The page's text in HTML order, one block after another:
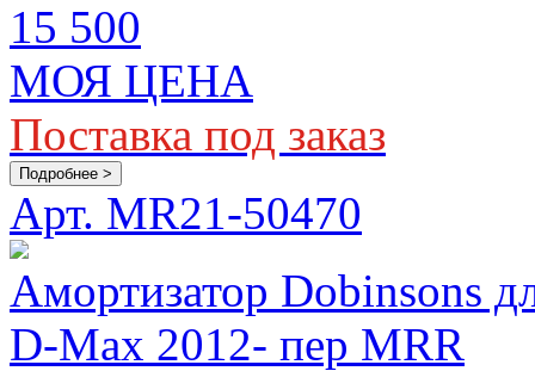
15 500
МОЯ ЦЕНА
Поставка под заказ
Подробнее >
Арт. MR21-50470
Амортизатор Dobinsons
D-Max 2012- пер MRR